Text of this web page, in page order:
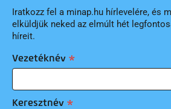
Iratkozz fel a minap.hu hírlevelére, és
elküldjük neked az elmúlt hét
híreit.
Vezetéknév
Keresztnév